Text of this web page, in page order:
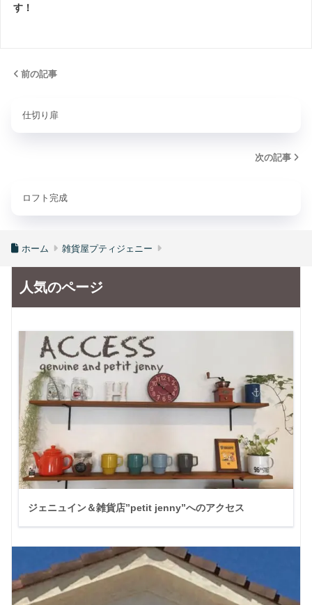
す！
前の記事
仕切り扉
次の記事
ロフト完成
ホーム 雑貨屋プティジェニー
人気のページ
ジェニュイン＆雑貨店”petit jenny”へのアクセス